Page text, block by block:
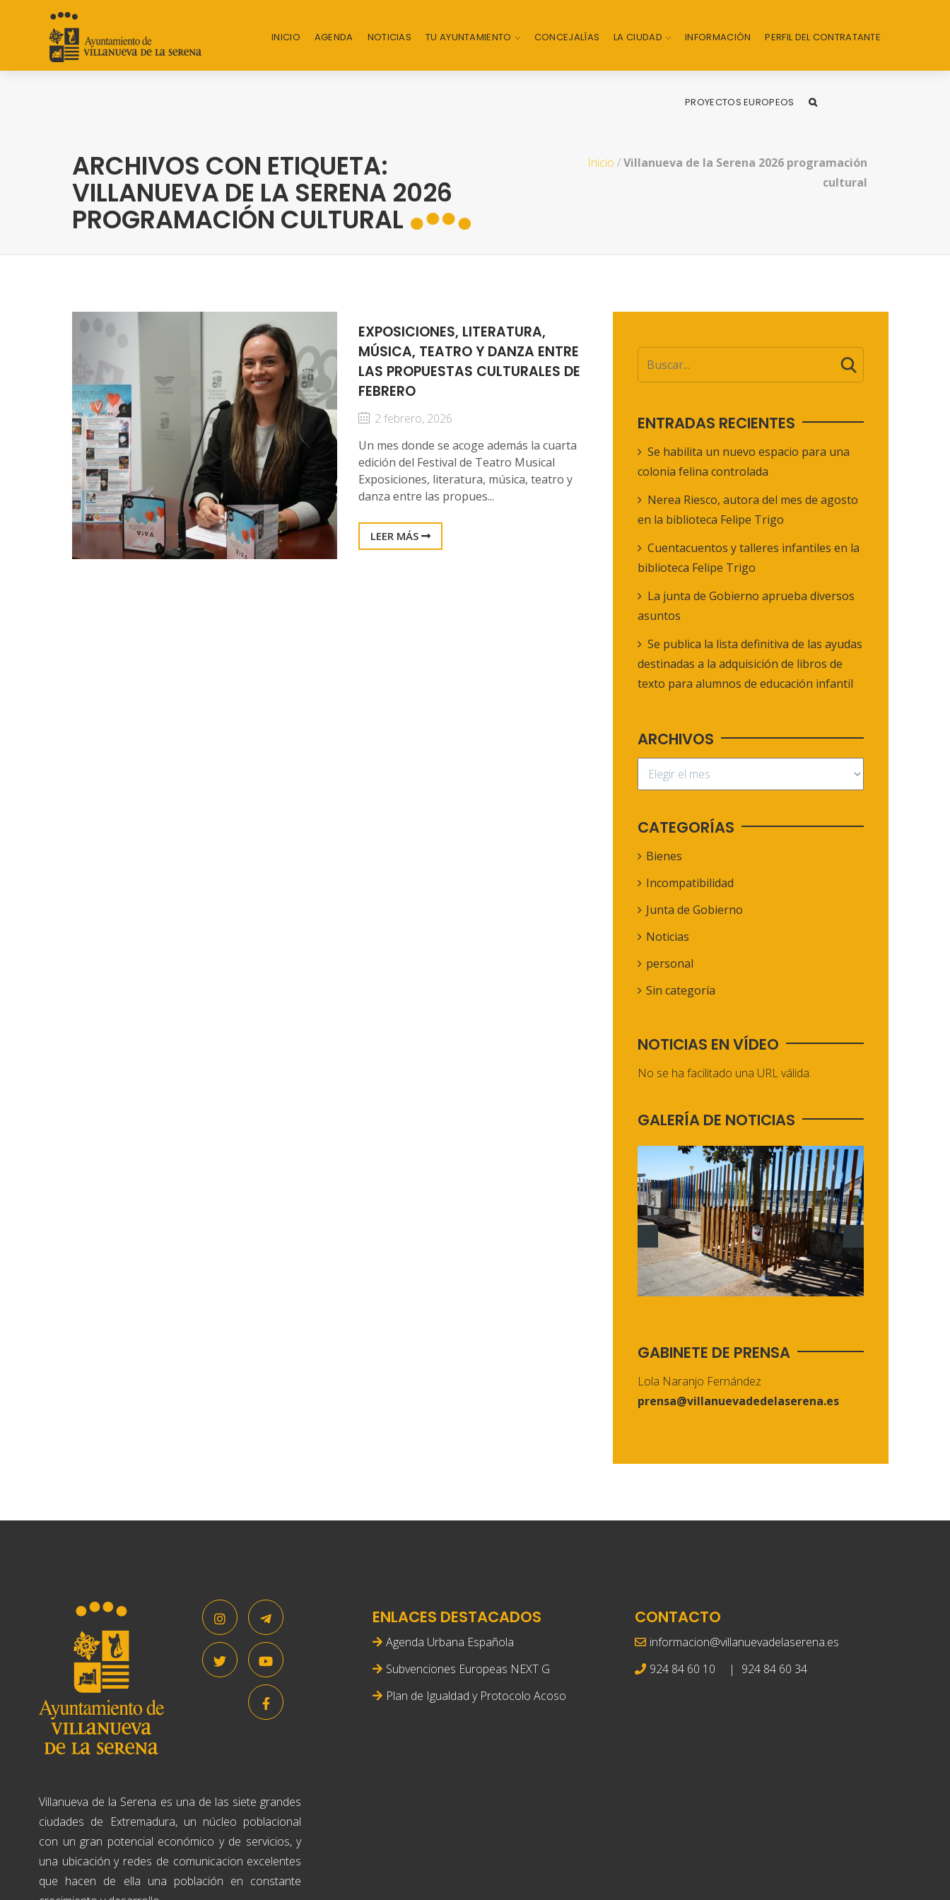
INICIO AGENDA NOTICIAS TU AYUNTAMIENTO CONCEJALÍAS LA CIUDAD INFORMACIÓN PERFIL DEL CONTRATANTE
PROYECTOS EUROPEOS
ARCHIVOS CON ETIQUETA:
VILLANUEVA DE LA SERENA 2026
PROGRAMACIÓN CULTURAL
Inicio /Villanueva de la Serena 2026 programación
cultural
EXPOSICIONES, LITERATURA,
MÚSICA, TEATRO Y DANZA ENTRE
LAS PROPUESTAS CULTURALES DE
FEBRERO
2 febrero, 2026
Un mes donde se acoge además la cuarta
edición del Festival de Teatro Musical
Exposiciones, literatura, música, teatro y
danza entre las propues...
LEER MÁS
ENTRADAS RECIENTES
Se habilita un nuevo espacio para una
colonia felina controlada
Nerea Riesco, autora del mes de agosto
en la biblioteca Felipe Trigo
Cuentacuentos y talleres infantiles en la
biblioteca Felipe Trigo
La junta de Gobierno aprueba diversos
asuntos
Se publica la lista definitiva de las ayudas
destinadas a la adquisición de libros de
texto para alumnos de educación infantil
ARCHIVOS
CATEGORÍAS
Bienes
Incompatibilidad
Junta de Gobierno
Noticias
personal
Sin categoría
NOTICIAS EN VÍDEO
No se ha facilitado una URL válida.
GALERÍA DE NOTICIAS
GABINETE DE PRENSA
Lola Naranjo Fernández
prensa@villanuevadedelaserena.es
Villanueva de la Serena es una de las siete grandes
ciudades de Extremadura, un núcleo poblacional
con un gran potencial económico y de servicios, y
una ubicación y redes de comunicacion excelentes
que hacen de ella una población en constante
ENLACES DESTACADOS
Agenda Urbana Española
Subvenciones Europeas NEXT G
Plan de Igualdad y Protocolo Acoso
CONTACTO
informacion@villanuevadelaserena.es
924 84 60 10
| 924 84 60 34